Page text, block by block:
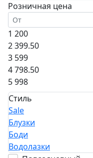
Розничная цена
1 200
2 399.50
3 599
4 798.50
5 998
Стиль
Sale
Блузки
Боди
Водолазки